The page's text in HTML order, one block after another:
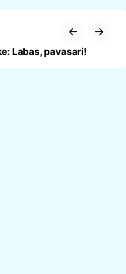
Labas, pavasari!